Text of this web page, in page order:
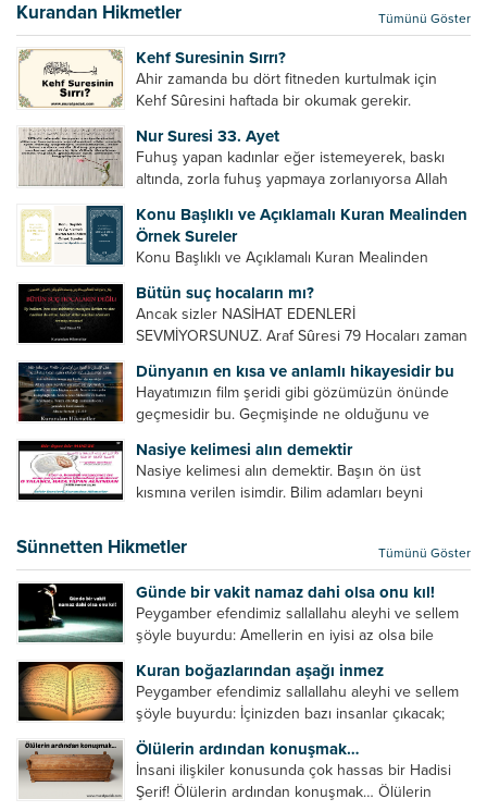
elçi kelimesinin manasından...
Kurandan Hikmetler Tümünü Göster
Kehf Suresinin Sırrı?
Ahir zamanda bu dört fitneden kurtulmak için
Kehf Sûresini haftada bir okumak gerekir.
din algısı, yanlış din öğreten hoca algısını yenmek
vb. Dini doğru...
Nur Suresi 33. Ayet
Fuhuş yapan kadınlar eğer istemeyerek, baskı
altında, zorla fuhuş yapmaya zorlanıyorsa Allah
cariyelerinizi dünya hayatının menfaatini elde
etmek için fuhuş yapmaya zorlamayın. Her...
Konu Başlıklı ve Açıklamalı Kuran Mealinden
Örnek Sureler
Konu Başlıklı ve Açıklamalı Kuran Mealinden
Bütün suç hocaların mı?
Ancak sizler NASİHAT EDENLERİ
SEVMİYORSUNUZ. Araf Sûresi 79 Hocaları zaman
geliştirmeleri hususunda bazen açık bazen gizli
tenkitlerde bulunmuşuzdur. Örneğin hocalarda
olması gereken hususları sıralar ve...
Dünyanın en kısa ve anlamlı hikayesidir bu
Hayatımızın film şeridi gibi gözümüzün önünde
geçmesidir bu. Geçmişinde ne olduğunu ve
âyetlere baksın. Hayatı özetler misin sorusuna
verilebilecek en kısa ve bir o...
Nasiye kelimesi alın demektir
Nasiye kelimesi alın demektir. Başın ön üst
kısmına verilen isimdir. Bilim adamları beyni
Beynin ön kısmında bulunan bölüme ön bellek
denir. Bu kısım insan vücudunda...
Sünnetten Hikmetler Tümünü Göster
Günde bir vakit namaz dahi olsa onu kıl!
Peygamber efendimiz sallallahu aleyhi ve sellem
şöyle buyurdu: Amellerin en iyisi az olsa bile
bir yere sahiptir. Namaz kul ile Allah arasındaki bir
toplantıdır....
Kuran boğazlarından aşağı inmez
Peygamber efendimiz sallallahu aleyhi ve sellem
şöyle buyurdu: İçinizden bazı insanlar çıkacak;
küçümseyeceksiniz. Onların oruçlarını görünce
kendi oruçlarınızı küçümseyeceksiniz. Onların
amellerini görünce kendi amellerinizi
Ölülerin ardından konuşmak…
İnsani ilişkiler konusunda çok hassas bir Hadisi
Şerif! Ölülerin ardından konuşmak… Ölülerin